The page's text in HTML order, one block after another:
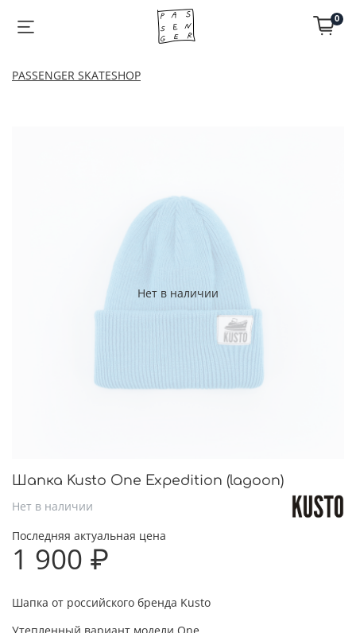
0
PASSENGER SKATESHOP
Нет в наличии
Шапка Kusto One Expedition (lagoon)
Нет в наличии
Последняя актуальная цена
1 900 ₽
Шапка от российского бренда Kusto